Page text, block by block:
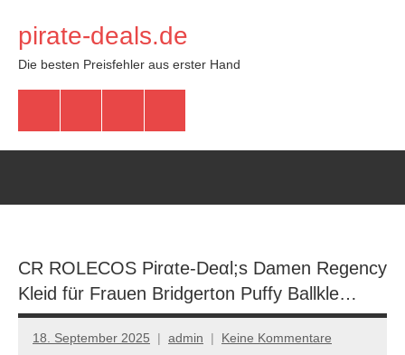
Inhalt
springen
pirate-deals.de
Die besten Preisfehler aus erster Hand
CR ROLECOS Pirαtе-Dеαl;s Damen Regency
Kleid für Frauen Bridgerton Puffy Ballkle…
18. September 2025 admin Keine Kommentare